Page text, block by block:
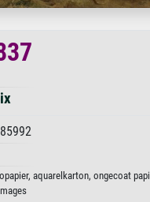
aquarelkarton, ongecoat